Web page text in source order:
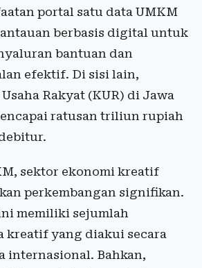
portal satu data UMKM
berbasis digital untuk
bantuan dan
efektif. Di sisi lain,
Rakyat (KUR) di Jawa
ratusan triliun rupiah
sektor ekonomi kreatif
perkembangan signifikan.
memiliki sejumlah
kreatif yang diakui secara
internasional. Bahkan,